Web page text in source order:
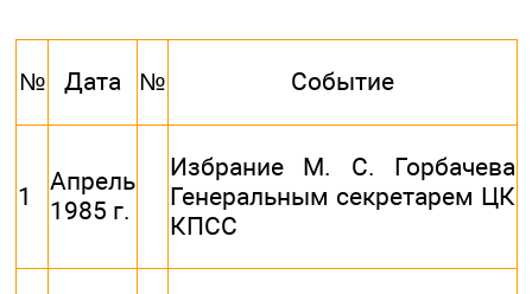
№ Дата № Событие
1
Апрель
1985 г.
Избрание М. С. Горбачева
Генеральным секретарем ЦК
КПСС